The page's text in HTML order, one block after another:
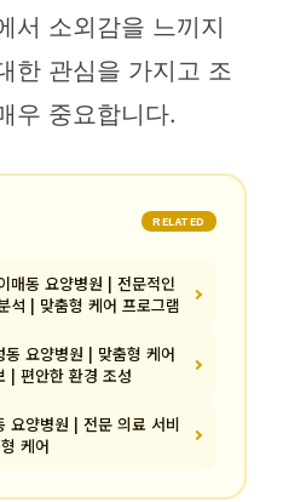
서 소외감을 느끼지
한 관심을 가지고 조
우 중요합니다.
RELATED
매동 요양병원 | 전문적인
석 | 맞춤형 케어 프로그램
요양병원 | 맞춤형 케어
| 편안한 환경 조성
요양병원 | 전문 의료 서비
케어